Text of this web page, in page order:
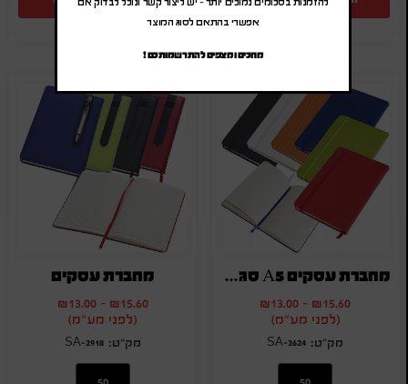
מחברת עסקים A5 סגירה עם רצועת גומי
₪15.60
-
₪13.00
(לפני מע"מ)
SA-2624
מחברת עסקים
₪15.60
-
₪13.00
(לפני מע"מ)
SA-2918
אפשרי בהתאם לסוג המוצר
מחכים ומצפים להתרשמותכם !